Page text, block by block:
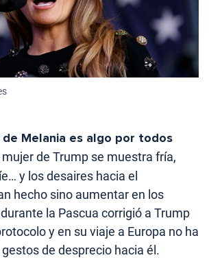
Melania es algo por todos
mujer de Trump se muestra fría,
y los desaires hacia el
hecho sino aumentar en los
la Pascua corrigió a Trump
y en su viaje a Europa no ha
de desprecio hacia él.